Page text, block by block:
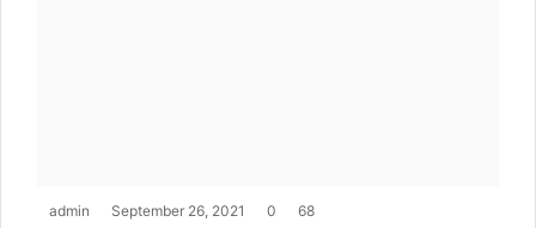
admin September 26, 2021 0 68